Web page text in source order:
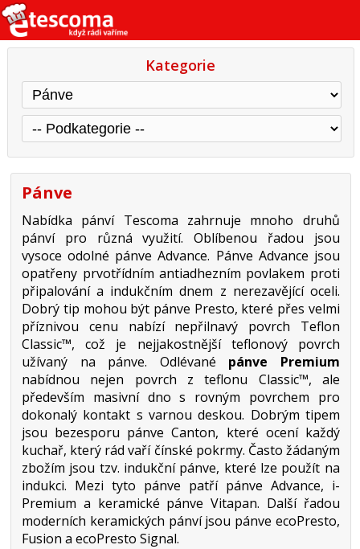
Kategorie
Pánve
Nabídka pánví Tescoma zahrnuje mnoho druhů
pánví pro různá využití. Oblíbenou řadou jsou
vysoce odolné pánve Advance. Pánve Advance jsou
opatřeny prvotřídním antiadhezním povlakem proti
připalování a indukčním dnem z nerezavějící oceli.
Dobrý tip mohou být pánve Presto, které přes velmi
příznivou cenu nabízí nepřilnavý povrch Teflon
Classic™, což je nejjakostnější teflonový povrch
užívaný na pánve. Odlévané pánve Premium
nabídnou nejen povrch z teflonu Classic™, ale
především masivní dno s rovným povrchem pro
dokonalý kontakt s varnou deskou. Dobrým tipem
jsou bezesporu pánve Canton, které ocení každý
kuchař, který rád vaří čínské pokrmy. Často žádaným
zbožím jsou tzv. indukční pánve, které lze použít na
indukci. Mezi tyto pánve patří pánve Advance, i-
Premium a keramické pánve Vitapan. Další řadou
moderních keramických pánví jsou pánve ecoPresto,
Fusion a ecoPresto Signal.